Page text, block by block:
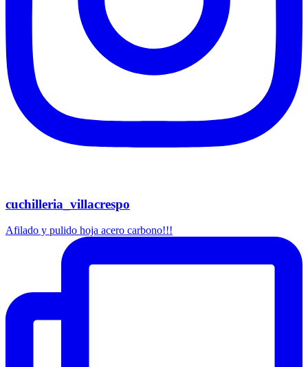
cuchilleria_villacrespo
Afilado y pulido hoja acero carbono!!!